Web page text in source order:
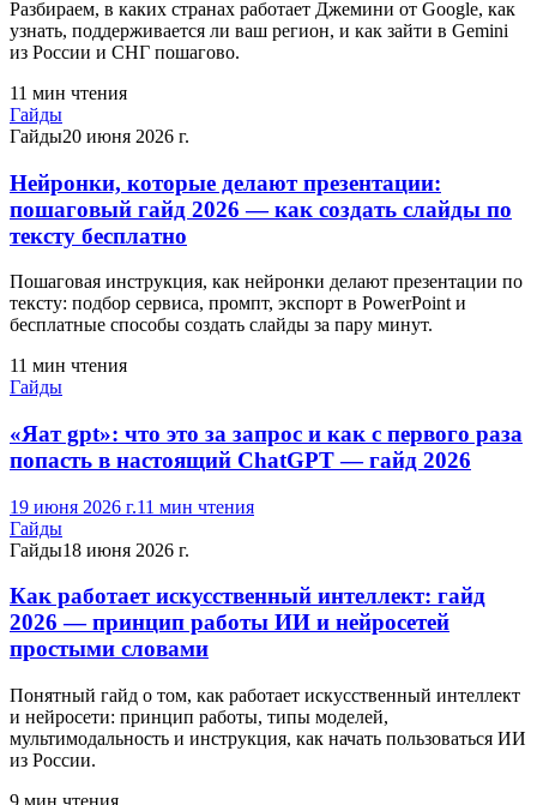
Разбираем, в каких странах работает Джемини от Google, как
узнать, поддерживается ли ваш регион, и как зайти в Gemini
из России и СНГ пошагово.
11 мин чтения
Гайды
Гайды20 июня 2026 г.
Нейронки, которые делают презентации:
пошаговый гайд 2026 — как создать слайды по
тексту бесплатно
Пошаговая инструкция, как нейронки делают презентации по
тексту: подбор сервиса, промпт, экспорт в PowerPoint и
бесплатные способы создать слайды за пару минут.
11 мин чтения
Гайды
«Яат gpt»: что это за запрос и как с первого раза
попасть в настоящий ChatGPT — гайд 2026
19 июня 2026 г.11 мин чтения
Гайды
Гайды18 июня 2026 г.
Как работает искусственный интеллект: гайд
2026 — принцип работы ИИ и нейросетей
простыми словами
Понятный гайд о том, как работает искусственный интеллект
и нейросети: принцип работы, типы моделей,
мультимодальность и инструкция, как начать пользоваться ИИ
из России.